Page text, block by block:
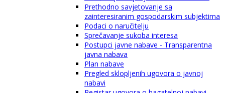
Prethodno savjetovanje sa
zainteresiranim gospodarskim subjektima
Podaci o naručitelju
Sprečavanje sukoba interesa
Postupci javne nabave - Transparentna
javna nabava
Plan nabave
Pregled sklopljenih ugovora o javnoj
nabavi